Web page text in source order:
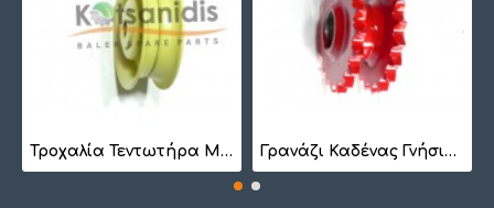
Τροχαλία Τεντωτήρα Μικρή BS 1022 Γρανάζι Καδένας Γνήσιο 1257410201